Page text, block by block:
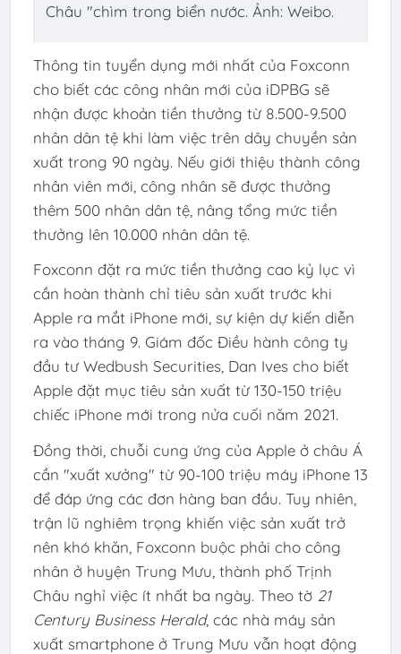
Châu "chìm trong biển nước. Ảnh: Weibo.
Thông tin tuyển dụng mới nhất của Foxconn
cho biết các công nhân mới của iDPBG sẽ
nhận được khoản tiền thưởng từ 8.500-9.500
nhân dân tệ khi làm việc trên dây chuyền sản
xuất trong 90 ngày. Nếu giới thiệu thành công
nhân viên mới, công nhân sẽ được thưởng
thêm 500 nhân dân tệ, nâng tổng mức tiền
thưởng lên 10.000 nhân dân tệ.
Foxconn đặt ra mức tiền thưởng cao kỷ lục vì
cần hoàn thành chỉ tiêu sản xuất trước khi
Apple ra mắt iPhone mới, sự kiện dự kiến diễn
ra vào tháng 9. Giám đốc Điều hành công ty
đầu tư Wedbush Securities, Dan Ives cho biết
Apple đặt mục tiêu sản xuất từ 130-150 triệu
chiếc iPhone mới trong nửa cuối năm 2021.
Đồng thời, chuỗi cung ứng của Apple ở châu Á
cần "xuất xưởng" từ 90-100 triệu máy iPhone 13
để đáp ứng các đơn hàng ban đầu. Tuy nhiên,
trận lũ nghiêm trọng khiến việc sản xuất trở
nên khó khăn, Foxconn buộc phải cho công
nhân ở huyện Trung Mưu, thành phố Trịnh
Châu nghỉ việc ít nhất ba ngày. Theo tờ 21
Century Business Herald, các nhà máy sản
xuất smartphone ở Trung Mưu vẫn hoạt động